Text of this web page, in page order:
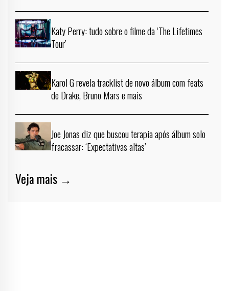
Katy Perry: tudo sobre o filme da ‘The Lifetimes
Tour’
Karol G revela tracklist de novo álbum com feats
de Drake, Bruno Mars e mais
Joe Jonas diz que buscou terapia após álbum solo
fracassar: ‘Expectativas altas’
Veja mais →